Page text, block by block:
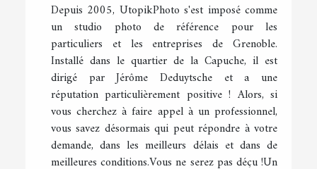
Depuis 2005, UtopikPhoto s'est imposé comme
un studio photo de référence pour les
particuliers et les entreprises de Grenoble.
Installé dans le quartier de la Capuche, il est
dirigé par Jérôme Deduytsche et a une
réputation particulièrement positive ! Alors, si
vous cherchez à faire appel à un professionnel,
vous savez désormais qui peut répondre à votre
demande, dans les meilleurs délais et dans de
meilleures conditions.Vous ne serez pas déçu !Un